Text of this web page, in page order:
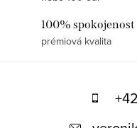
100% spokojenost
prémiová kvalita